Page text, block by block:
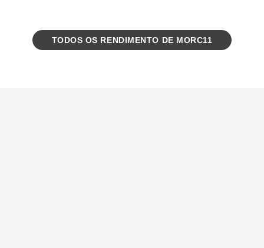
TODOS OS RENDIMENTO DE MORC11